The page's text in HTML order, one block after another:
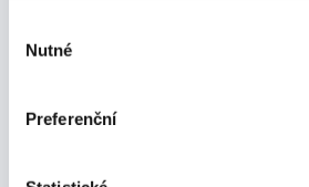
souhlasu
Nutné
Preferenční
Local government